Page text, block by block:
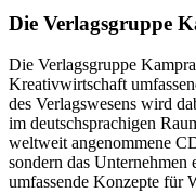
Die Verlagsgruppe
Die Verlagsgruppe
Kreativwirtschaft
des Verlagswesens wird
im deutschsprachigen
weltweit angenommene
sondern das
umfassende Konzepte für